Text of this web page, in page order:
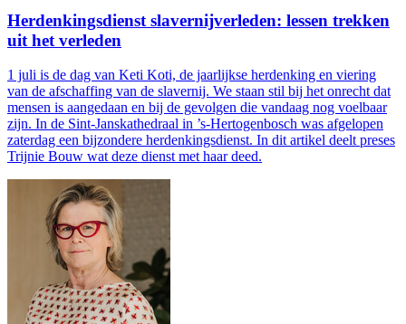
Herdenkingsdienst slavernijverleden: lessen trekken
uit het verleden
1 juli is de dag van Keti Koti, de jaarlijkse herdenking en viering
van de afschaffing van de slavernij. We staan stil bij het onrecht dat
mensen is aangedaan en bij de gevolgen die vandaag nog voelbaar
zijn. In de Sint-Janskathedraal in ’s-Hertogenbosch was afgelopen
zaterdag een bijzondere herdenkingsdienst. In dit artikel deelt preses
Trijnie Bouw wat deze dienst met haar deed.